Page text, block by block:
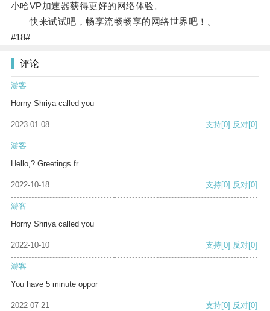
小哈VP加速器获得更好的网络体验。
快来试试吧，畅享流畅畅享的网络世界吧！。
#18#
评论
游客
Horny Shriya called you
2023-01-08 支持[0] 反对[0]
游客
Hello,? Greetings fr
2022-10-18 支持[0] 反对[0]
游客
Horny Shriya called you
2022-10-10 支持[0] 反对[0]
游客
You have 5 minute oppor
2022-07-21 支持[0] 反对[0]